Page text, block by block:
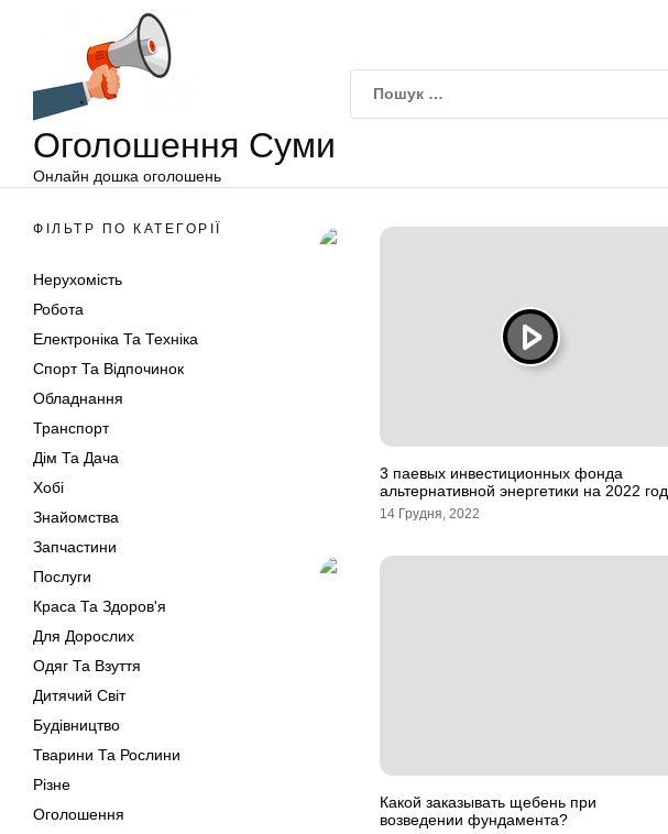
Оголошення Суми
Онлайн дошка оголошень
ФІЛЬТР ПО КАТЕГОРІЇ
Нерухомість
Робота
Електроніка Та Техніка
Спорт Та Відпочинок
Обладнання
Транспорт
Дім Та Дача
Хобі
Знайомства
Запчастини
Послуги
Краса Та Здоров'я
Для Дорослих
Одяг Та Взуття
Дитячий Світ
Будівництво
Тварини Та Рослини
Різне
Оголошення
3 паевых инвестиционных фонда
альтернативной энергетики на 2022 год
14 Грудня, 2022
Какой заказывать щебень при
возведении фундамента?